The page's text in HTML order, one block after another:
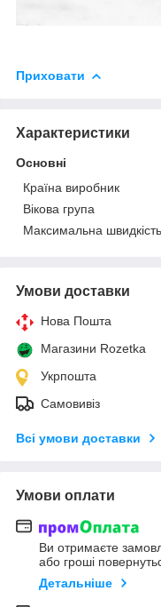
Приховати
Характеристики
Основні
Країна виробник
Вікова група
Максимальна швидкість
Умови доставки
Нова Пошта
Магазини Rozetka
Укрпошта
Самовивіз
Всі умови доставки
Умови оплати
Ви отримаєте
або гроші
Детальніше